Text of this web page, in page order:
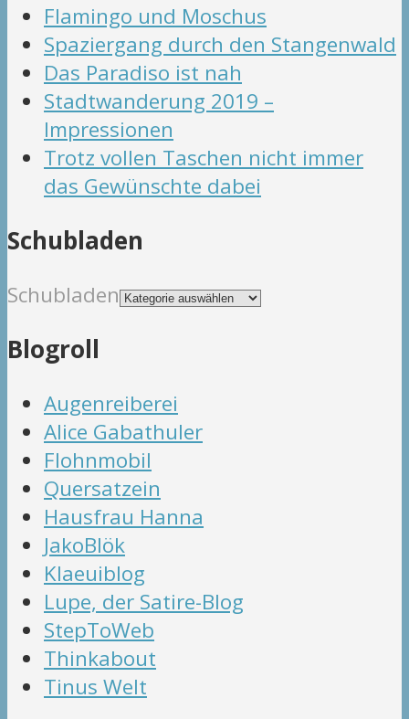
Flamingo und Moschus
Spaziergang durch den Stangenwald
Das Paradiso ist nah
Stadtwanderung 2019 –
Impressionen
Trotz vollen Taschen nicht immer
das Gewünschte dabei
Schubladen
Schubladen
Blogroll
Augenreiberei
Alice Gabathuler
Flohnmobil
Quersatzein
Hausfrau Hanna
JakoBlök
Klaeuiblog
Lupe, der Satire-Blog
StepToWeb
Thinkabout
Tinus Welt